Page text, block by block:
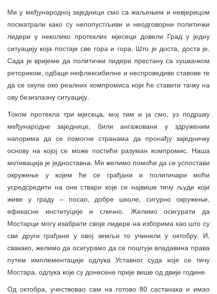
Ми у међународној заједници смо са жаљењем и невјерицом
посматрали како су непопустљиви и неодговорни политички
лидери у неколико протеклих мјесеци довели Град у једну
ситуацију која постаје све гора и гора. Што је доста, доста је.
Сада је вријеме да политички лидери престану са хушкачком
реториком, одбаце нефлексибилне и неспроведиве ставове те
да се окупе око реалних компромиса који ће ставити тачку на
ову безизлазну ситуацију.
Током протекла три мјесеца, мој тим и ја смо, уз подршку
међународне заједнице, били ангажовани у здруженим
напорима да се помогне странама да пронађу заједничку
основу на којој се може постићи разуман компромис. Наша
мотивација је једноставна. Ми желимо помоћи да се успостави
окружење у којем ће се грађани и политичари моћи
усредсредити на оне ствари које се највише тичу људи који
живе у граду – посао, добре школе, сигурно окружење,
ефикасне институције и слично. Желимо осигурати да
Мостарци могу изабрати своје лидере на изборима као што су
сви други грађани у овој земљи то учинили у октобру. И,
свакако, желимо да осигурамо да се поштује владавина права
путем имплементације одлука Уставног суда које се тичу
Мостара, одлука које су донесене прије више од двије године.
Од октобра, учествовао сам на готово 80 састанака и имао